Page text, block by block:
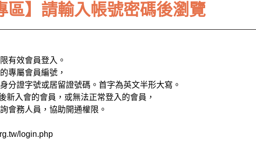
區】請輸入帳號密碼後瀏覽
有效會員登入。
專屬會員編號，
分證字號或居留證號碼。首字為英文半形大寫。
新入會的會員，或無法正常登入的會員，
會務人員，協助開通權限。
login.php